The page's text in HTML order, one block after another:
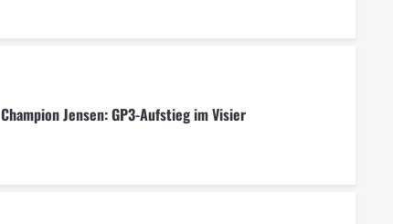
Champion Jensen: GP3-Aufstieg im Visier